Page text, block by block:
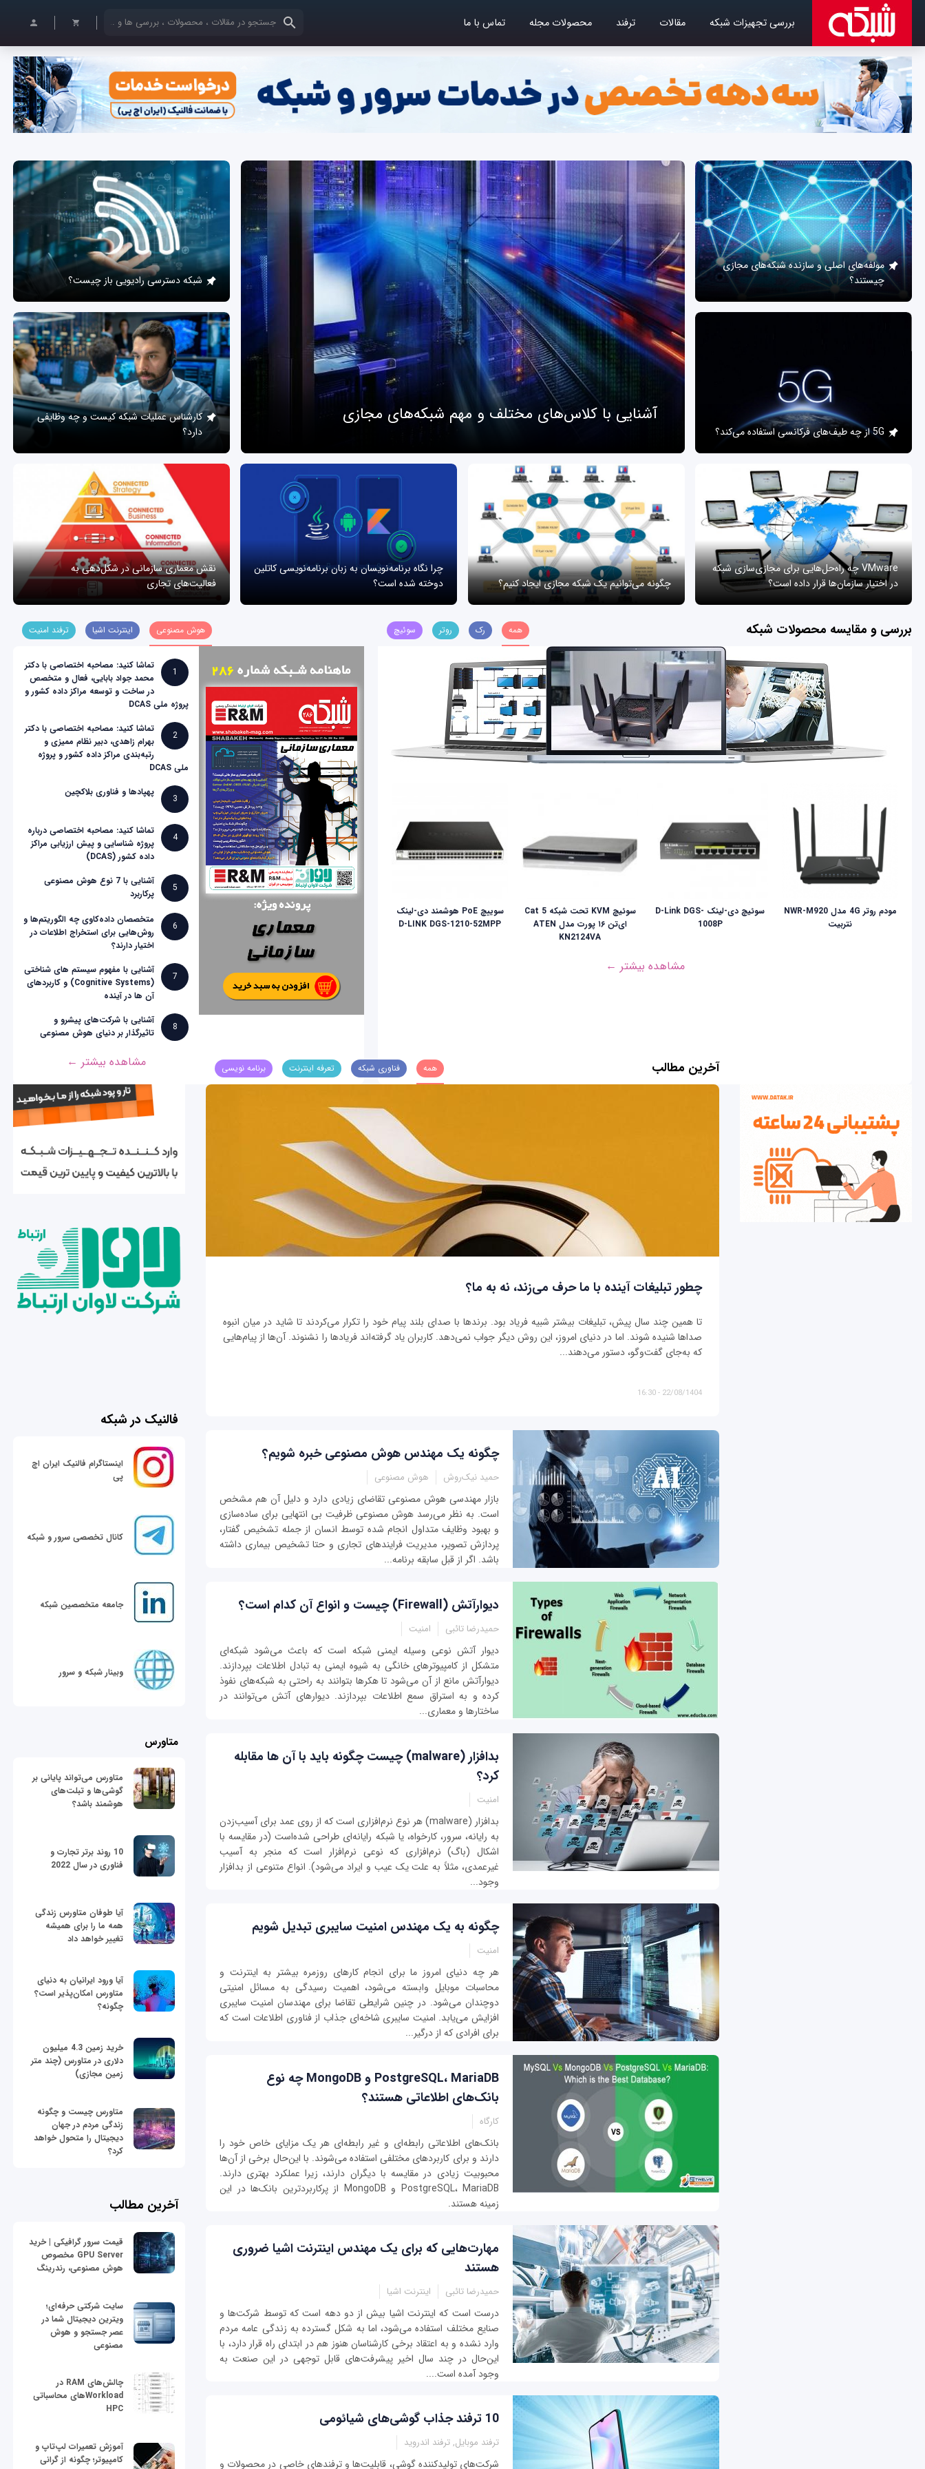
بررسی تجهیزات شبکه مقالات ترفند محصولات مجله تماس با ما کلمات کلیدی خود را وارد کنید
آشنایی با کلاس‌های مختلف و مهم شبکه‌های مجازی
مولفه‌های اصلی و سازنده شبکه‌های مجازی
چیستند؟
5G از چه طیف‌های فرکانسی استفاده می‌کند؟
شبکه دسترسی رادیویی باز چیست؟
کارشناس عملیات شبکه کیست و چه وظایفی
دارد؟
VMware چه راه‌حل‌هایی برای مجازی‌سازی شبکه
در اختیار سازمان‌ها قرار داده است؟
چگونه می‌توانیم یک شبکه مجازی ایجاد کنیم؟
چرا نگاه برنامه‌نویسان به زبان برنامه‌نویسی کاتلین
دوخته شده است؟
نقش معماری سازمانی در شکل‌دهی به
فعالیت‌های تجاری
بررسی و مقایسه محصولات شبکه همه رک روتر سوئیچ
مودم روتر 4G مدل NWR-M920
نتربیت
سوئیچ دی-لینک D-Link DGS-
1008P
سوئیچ KVM تحت شبکه Cat 5
ای‌تن ۱۶ پورت مدل ATEN
KN2124VA
سوییچ PoE هوشمند دی-لینک
D-LINK DGS-1210-52MPP
مشاهده بیشتر ←
هوش مصنوعی اینترنت اشیا ترفند امنیت
1
تماشا کنید: مصاحبه اختصاصی با دکتر
محمد جواد بابایی، فعال و متخصص
در ساخت و توسعه مراکز داده کشور و
پروژه ملی DCAS
2
تماشا کنید: مصاحبه اختصاصی با دکتر
بهرام زاهدی، دبیر نظام ممیزی و
رتبه‌بندی مراکز داده کشور و پروژه
ملی DCAS
3
پهپادها و فناوری بلاکچین
4
تماشا کنید: مصاحبه اختصاصی درباره
پروژه شناسایی و پیش ارزیابی مراکز
داده کشور (DCAS)
5
آشنایی با 7 نوع هوش مصنوعی
پرکاربرد
6
متخصصان داده‌کاوی چه الگوریتم‌ها و
روش‌هایی برای استخراج اطلاعات در
اختیار دارند؟
7
آشنایی با مفهوم سیستم های شناختی
(Cognitive Systems) و کاربردهای
آن ها در آینده
8
آشنایی با شرکت‌های پیشرو و
تاثیرگذار بر دنیای هوش مصنوعی
مشاهده بیشتر ← آخرین مطالب همه فناوری شبکه تعرفه اینترنت برنامه نویسی
چطور تبلیغات آینده با ما حرف می‌زند، نه به ما؟
تا همین چند سال پیش، تبلیغات بیشتر شبیه فریاد بود. برندها با صدای بلند پیام خود را تکرار می‌کردند تا شاید در میان انبوه
صداها شنیده شوند. اما در دنیای امروز، این روش دیگر جواب نمی‌دهد. کاربران یاد گرفته‌اند فریادها را نشنوند. آن‌ها از پیام‌هایی
که به‌جای گفت‌وگو، دستور می‌دهند...
22/08/1404 - 16:30
چگونه یک مهندس هوش مصنوعی خبره شویم؟
حمید نیک‌روش هوش مصنوعی
بازار مهندسی هوش مصنوعی تقاضای زیادی دارد و دلیل آن هم مشخص
است. به نظر می‌رسد هوش مصنوعی ظرفیت بی ‌انتهایی برای ساده‌سازی
و بهبود وظایف متداول انجام شده توسط انسان از جمله تشخیص گفتار،
پردازش تصویر، مدیریت فرایندهای تجاری و حتا تشخیص بیماری داشته
باشد. اگر از قبل سابقه برنامه‌...
دیوارآتش (Firewall) چیست و انواع آن کدام است؟
حمیدرضا تائبی امنیت
دیوار آتش نوعی وسیله ایمنی شبکه است که باعث می‌شود شبکه‌ای
متشکل از کامپیوترهای خانگی به شیوه ایمنی به تبادل اطلاعات بپردازند.
دیوارآتش مانع از آن می‌شود تا هکرها بتوانند به راحتی به شبکه‌های نفوذ
کرده و به استراق سمع اطلاعات بپردازند. دیوارهای آتش می‌توانند در
ساختارها و معماری...
بدافزار (malware) چیست چگونه باید با آن ها مقابله
کرد؟
امنیت
بدافزار (malware) هر نوع نرم‌افزاری است که از روی عمد برای آسیب‌زدن
به رایانه، سرور، کارخواه، یا شبکه رایانه‌ای طراحی شده‌است (در مقایسه با
اشکال (باگ) نرم‌افزاری که نوعی نرم‌افزار است که منجر به آسیب
غیرعمدی، مثلاً به علت یک عیب و ایراد می‌شود). انواع متنوعی از بدافزار
وجود...
چگونه به یک مهندس امنیت سایبری تبدیل شویم
امنیت
هر چه دنیای امروز ما برای انجام کارهای روزمره بیشتر به اینترنت و
محاسبات موبایل وابسته می‌شود، اهمیت رسیدگی به مسائل امنیتی
دو‌چندان می‌شود. در چنین شرایطی تقاضا برای مهندسان امنیت سایبری
افزایش می‌یابد. امنیت سایبری شاخه‌ای جذاب از فناوری اطلاعات است که
برای افرادی که از درگیر...
PostgreSQL، MariaDB و MongoDB چه نوع
بانک‌های اطلاعاتی هستند؟
کارگاه
بانک‌های اطلاعاتی رابطه‌ای و غیر رابطه‌ای هر یک مزایای خاص خود را
دارند و برای کاربردهای مختلفی استفاده می‌شوند. با این‌حال برخی از آن‌ها
محبوبیت زیادی در مقایسه با دیگران دارند، زیرا عملکرد بهتری دارند.
PostgreSQL، MariaDB و MongoDB از پرکاربردترین بانک‌ها در این
زمینه هستند.
مهارت‌هایی که برای یک مهندس اینترنت اشیا ضروری
هستند
حمیدرضا تائبی اینترنت اشیا
درست است که اینترنت اشیا بیش از دو دهه است که توسط شرکت‌ها و
صنایع مختلف استفاده می‌شود، اما به شکل گسترده به زندگی عامه مردم
وارد نشده و به اعتقاد برخی کارشناسان هنوز هم در ابتدای راه قرار دارد، با
این‌حال در چند سال اخیر پیشرفت‌های قابل توجهی‌ در این صنعت به
وجود آمده است....
10 ترفند جذاب گوشی‌های شیائومی
ترفند موبایل, ترفند اندروید
شرکت‌های تولیدکننده گوشی، قابلیت‌ها و ترفندهای خاصی در محصولات و
فالنیک در شبکه
اینستاگرام فالنیک ایران اچ
پی
کانال تخصصی سرور و شبکه
جامعه متخصصین شبکه
وبینار شبکه و سرور
متاورس
متاورس می‌تواند پایانی بر
گوشی‌ها و تبلت‌های
هوشمند باشد؟
10 روند برتر تجارت و
فناوری در سال 2022
آیا طوفان متاورس زندگی
همه ما را برای همیشه
تغییر خواهد داد
آیا ورود ایرانیان به دنیای
متاورس امکان‌پذیر است؟
چگونه؟
خرید زمین 4.3 میلیون
دلاری در متاورس (چند متر
زمین مجازی)
متاورس چیست و چگونه
زندگی مردم در جهان
دیجیتال را متحول خواهد
کرد؟
آخرین مطالب
قیمت سرور گرافیکی | خرید
GPU Server مخصوص
هوش مصنوعی، رندرینگ
سایت شرکتی حرفه‌ای؛
ویترین دیجیتال شما در
عصر جستجو و هوش
مصنوعی
چالش‌های RAM در
Workloadهای محاسباتی
HPC
آموزش تعمیرات لپ‌تاپ و
کامپیوتر؛ چگونه از گرانی